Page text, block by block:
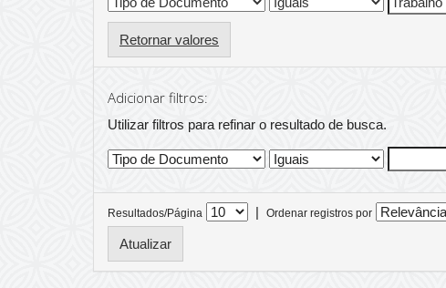
Retornar valores
Adicionar filtros:
Utilizar filtros para refinar o resultado de busca.
Resultados/Página | Ordenar registros por